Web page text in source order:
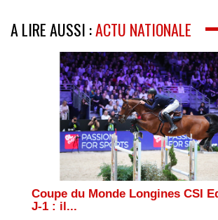
A LIRE AUSSI :ACTU NATIONALE
Coupe du Monde Longines CSI
J-1 : il...